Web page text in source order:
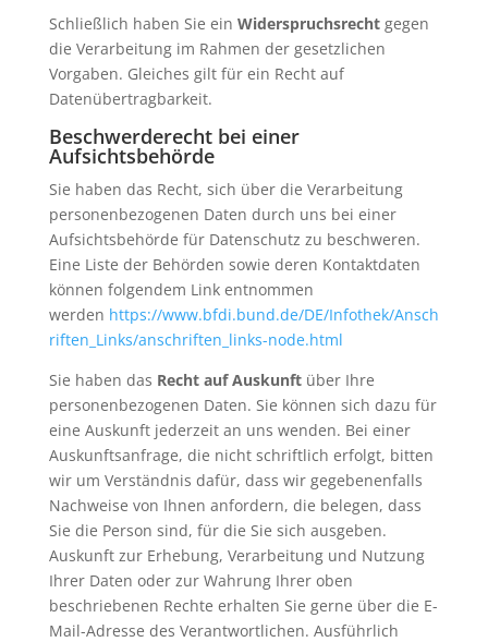
Schließlich haben Sie ein Widerspruchsrechtgegen
die Verarbeitung im Rahmen der gesetzlichen
Vorgaben. Gleiches gilt für ein Recht auf
Datenübertragbarkeit.
Beschwerderecht bei einer
Aufsichtsbehörde
Sie haben das Recht, sich über die Verarbeitung
personenbezogenen Daten durch uns bei einer
Aufsichtsbehörde für Datenschutz zu beschweren.
Eine Liste der Behörden sowie deren Kontaktdaten
können folgendem Link entnommen
werden https://www.bfdi.bund.de/DE/Infothek/Ansch
riften_Links/anschriften_links-node.html
Sie haben das Recht auf Auskunftüber Ihre
personenbezogenen Daten. Sie können sich dazu für
eine Auskunft jederzeit an uns wenden. Bei einer
Auskunftsanfrage, die nicht schriftlich erfolgt, bitten
wir um Verständnis dafür, dass wir gegebenenfalls
Nachweise von Ihnen anfordern, die belegen, dass
Sie die Person sind, für die Sie sich ausgeben.
Auskunft zur Erhebung, Verarbeitung und Nutzung
Ihrer Daten oder zur Wahrung Ihrer oben
beschriebenen Rechte erhalten Sie gerne über die E-
Mail-Adresse des Verantwortlichen. Ausführlich